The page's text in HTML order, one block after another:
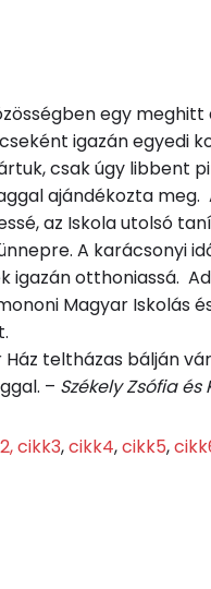
egy
igazán egyedi
csak úgy libbent
ajándékozta meg.
az Iskola utolsó
A karácsonyi
igazán otthoniassá.
Magyar Iskolás
Ház teltházas bálján
– Székely Zsófia és
cikk3,cikk4,cikk5,